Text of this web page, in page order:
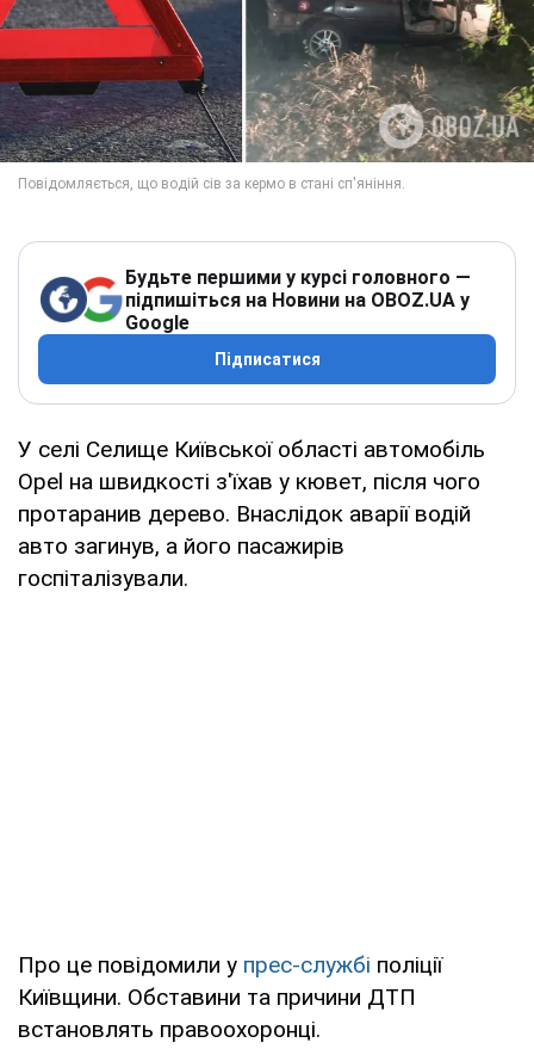
Будьте першими у курсі головного —
підпишіться на Новини на OBOZ.UA у
Google
Підписатися
У селі Селище Київської області автомобіль
Opel на швидкості з'їхав у кювет, після чого
протаранив дерево. Внаслідок аварії водій
авто загинув, а його пасажирів
госпіталізували.
Про це повідомили у прес-службі поліції
Київщини. Обставини та причини ДТП
встановлять правоохоронці.